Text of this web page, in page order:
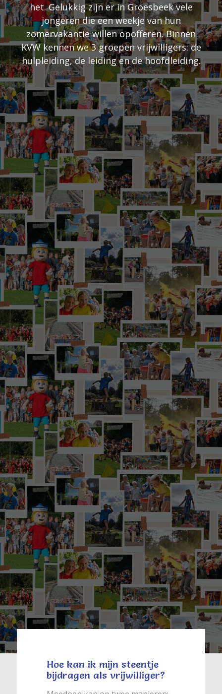
het. Gelukkig zijn er in Groesbeek vele
jongeren die een weekje van hun
zomervakantie willen opofferen. Binnen
KVW kennen we 3 groepen vrijwilligers: de
hulpleiding, de leiding en de hoofdleiding.
Hoe kan ik mijn steentje
bijdragen als vrijwilliger?